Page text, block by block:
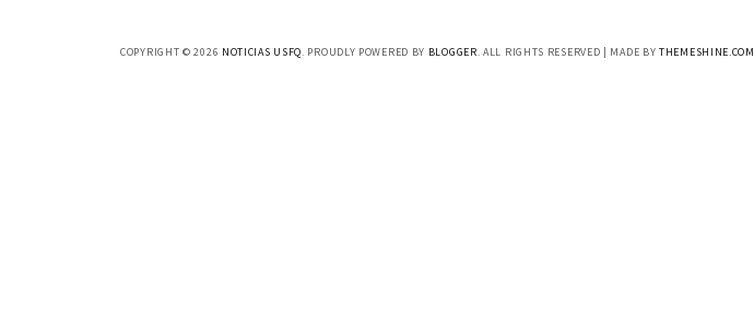
COPYRIGHT ©2026 NOTICIAS USFQ. PROUDLY POWERED BY BLOGGER. ALL RIGHTS RESERVED | MADE BYTHEMESHINE.COM